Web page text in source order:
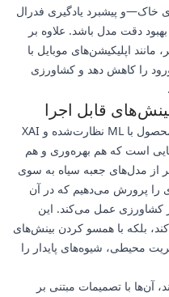
خاک—و پیشبرد یادگیری فدرال
دقت مدل باشد. علاوه بر
اپلیکیشن‌های موبایل با
را کاهش دهد و کشاورزی
قابل اجرا
در نهایت، پیشرفت سیستم‌های توصیه محصول با ML نظارت‌شده و XAI
است که هم بهره‌وری و هم
از مدل‌های جعبه سیاه به سوی
را پرورش می‌دهیم که در آن
کشاورزی عمل می‌کند. این
بلکه با همسو کردن بینش‌های
محیطی، شیوه‌های پایدار را
آن‌ها با تصمیمات مبتنی بر